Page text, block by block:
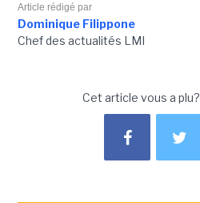
Article rédigé par
Dominique Filippone
Chef des actualités LMI
Cet article vous a plu?